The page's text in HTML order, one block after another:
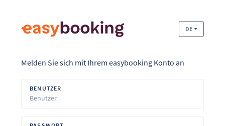
DE
Melden Sie sich mit Ihrem easybooking Konto an
BENUTZER